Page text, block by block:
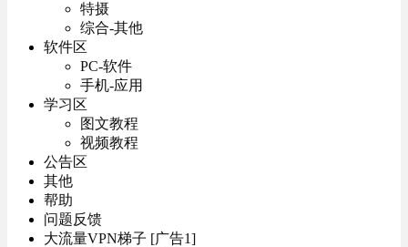
特摄
综合-其他
软件区
PC-软件
手机-应用
学习区
图文教程
视频教程
公告区
其他
帮助
问题反馈
大流量VPN梯子 [广告1]